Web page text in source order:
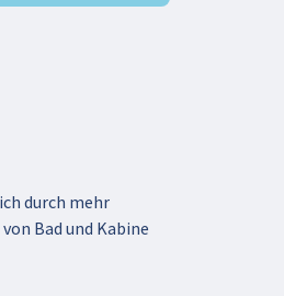
durch mehr
Bad und Kabine